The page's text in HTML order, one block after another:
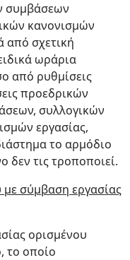
συμβάσεων
κανονισμών
από σχετική
ωράρια
από ρυθμίσεις
προεδρικών
συλλογικών
εργασίας,
το αρμόδιο
δεν τις τροποποιεί.
σύμβαση εργασίας
ορισμένου
το οποίο